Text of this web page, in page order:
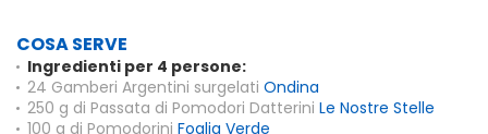
COSA SERVE
Ingredienti per 4 persone:
24 Gamberi Argentini surgelati Ondina
250 g di Passata di Pomodori Datterini Le Nostre Stelle
100 g di Pomodorini Foglia Verde